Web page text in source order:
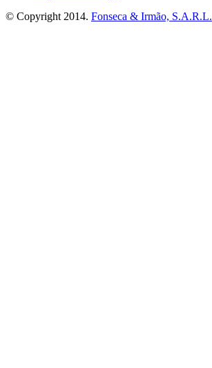
© Copyright 2014. Fonseca & Irmão, S.A.R.L.